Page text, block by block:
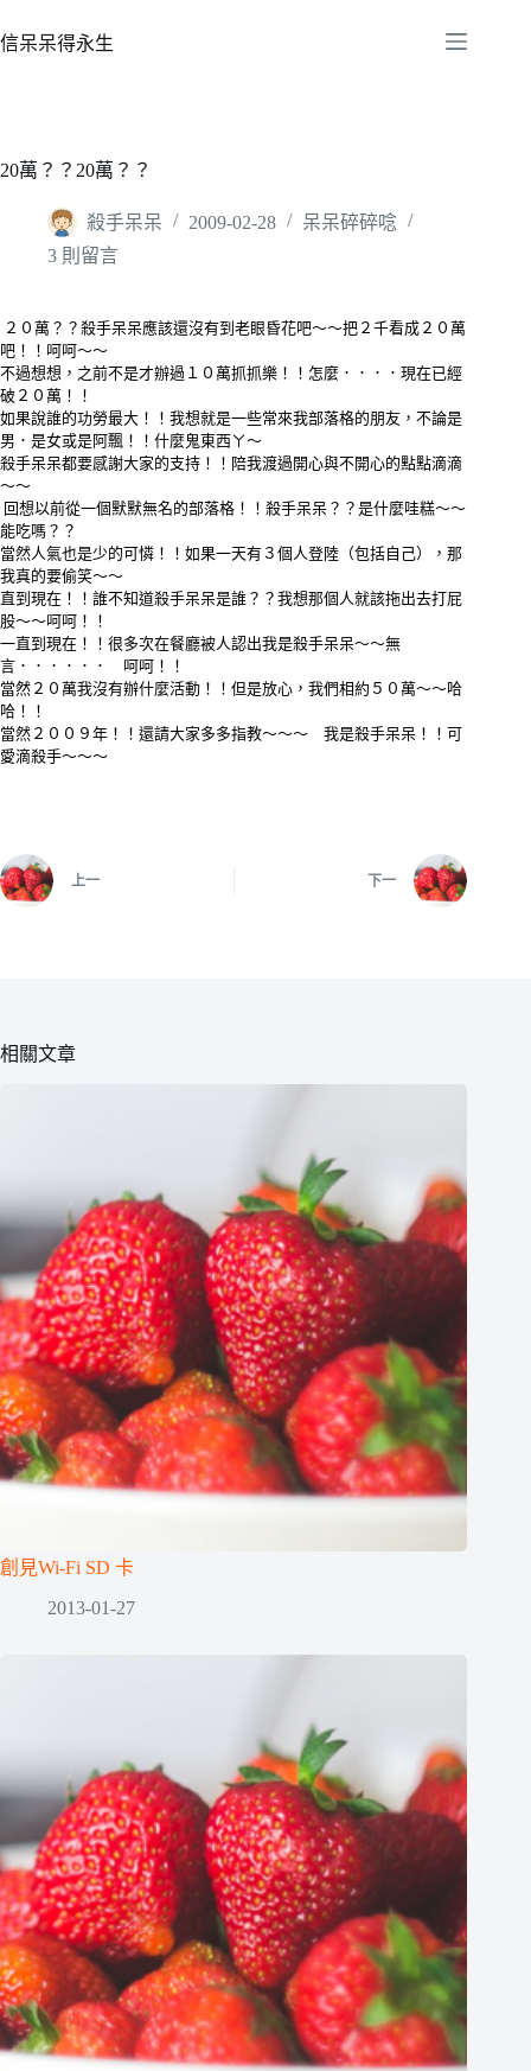
至
信呆呆得永生
20萬？？20萬？？
殺手呆呆 2009-02-28
呆呆碎碎唸
3 則留言
２０萬？？殺手呆呆應該還沒有到老眼昏花吧～～把２千看成２０萬
吧！！呵呵～～
不過想想，之前不是才辦過１０萬抓抓樂！！怎麼．．．．現在已經
破２０萬！！
如果說誰的功勞最大！！我想就是一些常來我部落格的朋友，不論是
男．是女或是阿飄！！什麼鬼東西ㄚ～
殺手呆呆都要感謝大家的支持！！陪我渡過開心與不開心的點點滴滴
～～
回想以前從一個默默無名的部落格！！殺手呆呆？？是什麼哇糕～～
能吃嗎？？
當然人氣也是少的可憐！！如果一天有３個人登陸（包括自己），那
我真的要偷笑～～
直到現在！！誰不知道殺手呆呆是誰？？我想那個人就該拖出去打屁
股～～呵呵！！
一直到現在！！很多次在餐廳被人認出我是殺手呆呆～～無
言．．．．．． 呵呵！！
當然２０萬我沒有辦什麼活動！！但是放心，我們相約５０萬～～哈
哈！！
當然２００９年！！還請大家多多指教～～～ 我是殺手呆呆！！可
愛滴殺手～～～
上一 下一
相關文章
創見Wi-Fi SD 卡
2013-01-27